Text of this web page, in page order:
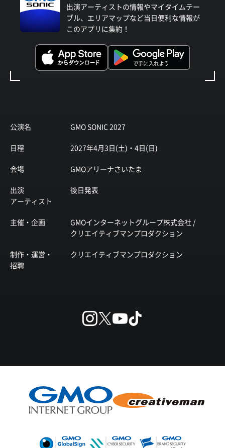
公演名 GMO SONIC 2027
日程 2027年4月3日(土)・4日(日)
会場 GMOアリーナさいたま
出演
アーティスト
後日発表
主催・企画
GMOインターネットグループ株式会社 /
クリエイティブマンプロダクション
制作・運営・
招聘
クリエイティブマンプロダクション
出演アーティストの情報やマイタイムテー
ブル、エリアマップなど当日便利な情報が
このアプリに集約！